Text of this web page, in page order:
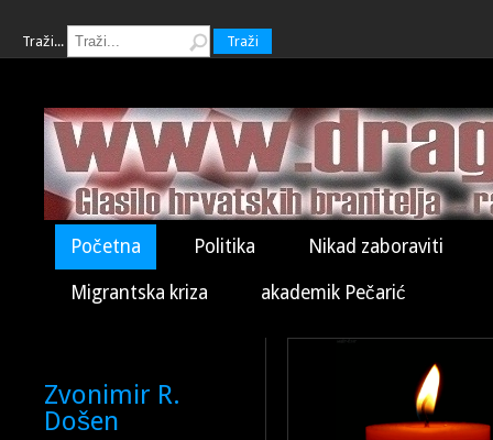
Traži... Traži
Početna Politika Nikad zaboraviti
Migrantska kriza akademik Pečarić
Zvonimir R.
Došen